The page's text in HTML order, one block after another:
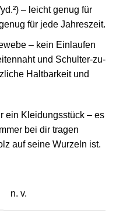
– leicht genug für
für jede Jahreszeit.
– kein Einlaufen
und Schulter-zu-
Haltbarkeit und
ein Kleidungsstück – es
bei dir tragen
auf seine Wurzeln ist.
n. v.